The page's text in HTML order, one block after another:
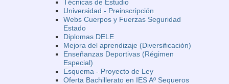
Técnicas de Estudio
Universidad - Preinscripción
Webs Cuerpos y Fuerzas Seguridad
Estado
Diplomas DELE
Mejora del aprendizaje (Diversificación)
Enseñanzas Deportivas (Régimen
Especial)
Esquema - Proyecto de Ley
Oferta Bachillerato en IES Aº Sequeros